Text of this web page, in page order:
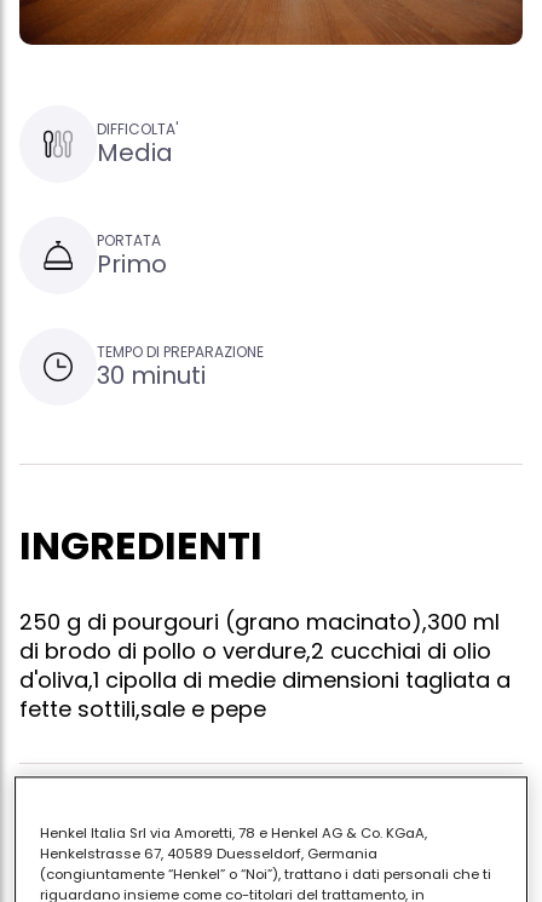
DIFFICOLTA'
Media
PORTATA
Primo
TEMPO DI PREPARAZIONE
30 minuti
INGREDIENTI
250 g di pourgouri (grano macinato),300 ml
di brodo di pollo o verdure,2 cucchiai di olio
d'oliva,1 cipolla di medie dimensioni tagliata a
fette sottili,sale e pepe
soffriggere la cipolla. sciacquare il pourgouri sotto
l'acqua fredda e versarlo nella pentola. aggiungere il
Henkel Italia Srl via Amoretti, 78 e Henkel AG & Co. KGaA,
Henkelstrasse 67, 40589 Duesseldorf, Germania
(congiuntamente “Henkel” o “Noi”), trattano i dati personali che ti
riguardano insieme come co-titolari del trattamento, in